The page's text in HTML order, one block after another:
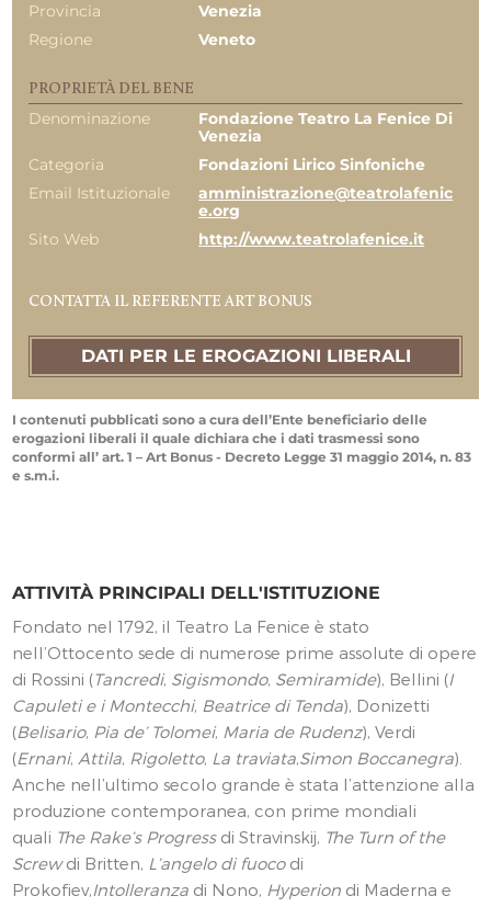
Provincia
Venezia
Regione
Veneto
PROPRIETÀ DEL BENE
Denominazione
Fondazione Teatro La Fenice Di
Venezia
Categoria
Fondazioni Lirico Sinfoniche
Email Istituzionale
amministrazione@teatrolafenic
e.org
Sito Web
http://www.teatrolafenice.it
CONTATTA IL REFERENTE ART BONUS
DATI PER LE EROGAZIONI LIBERALI
I contenuti pubblicati sono a cura dell’Ente beneficiario delle
erogazioni liberali il quale dichiara che i dati trasmessi sono
conformi all’ art. 1 – Art Bonus - Decreto Legge 31 maggio 2014, n. 83
e s.m.i.
ATTIVITÀ PRINCIPALI DELL'ISTITUZIONE
Fondato nel 1792, il Teatro La Fenice è stato
nell’Ottocento sede di numerose prime assolute di opere
di Rossini (Tancredi, Sigismondo, Semiramide), Bellini (I
Capuleti e i Montecchi, Beatrice di Tenda), Donizetti
(Belisario, Pia de’ Tolomei, Maria de Rudenz), Verdi
(Ernani, Attila, Rigoletto, La traviata,Simon Boccanegra).
Anche nell’ultimo secolo grande è stata l’attenzione alla
produzione contemporanea, con prime mondiali
quali The Rake’s Progress di Stravinskij, The Turn of the
Screwdi Britten, L’angelo di fuocodi
Prokofiev,Intolleranza di Nono, Hyperion di Maderna e